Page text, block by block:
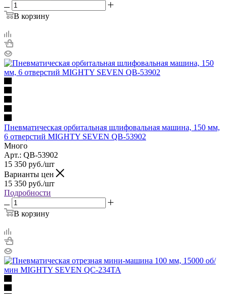
В корзину
Пневматическая орбитальная шлифовальная машина, 150 мм,
6 отверстий MIGHTY SEVEN QB-53902
Много
Арт.: QB-53902
15 350 руб./шт
Варианты цен
15 350 руб./шт
Подробности
В корзину